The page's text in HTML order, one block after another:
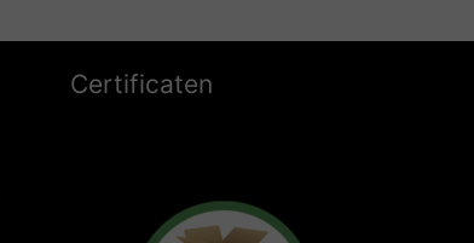
Certificaten